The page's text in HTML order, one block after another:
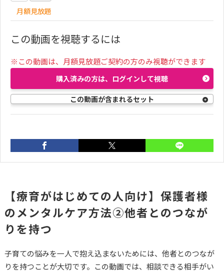
月額見放題
この動画を視聴するには
※この動画は、月額見放題ご契約の方のみ視聴ができます
購入済みの方は、ログインして視聴
この動画が含まれるセット
【療育がはじめての人
向け】保護者様のメン
タルケア方法①休息時
間の確保
【療育がはじめての人
向け】保護者様のメン
【療育がはじめての人向け】保護者様
のメンタルケア方法②他者とのつなが
りを持つ
子育ての悩みを一人で抱え込まないためには、他者とのつなが
りを持つことが大切です。この動画では、相談できる相手がい